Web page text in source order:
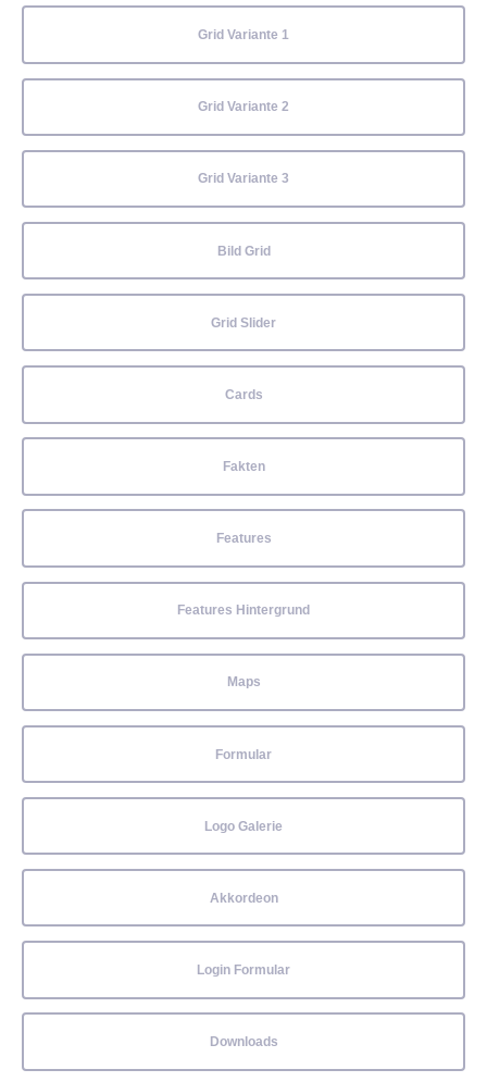
Grid Variante 1
Grid Variante 2
Grid Variante 3
Bild Grid
Grid Slider
Cards
Fakten
Features
Features Hintergrund
Maps
Formular
Logo Galerie
Akkordeon
Login Formular
Downloads